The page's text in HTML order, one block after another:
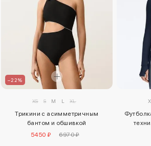
–22%
XS S M L XL
Трикини с асимметричным
бантом и обшивкой
5450 ₽
6970 ₽